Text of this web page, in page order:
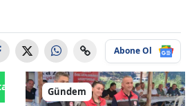
Abone Ol
GönderGündem